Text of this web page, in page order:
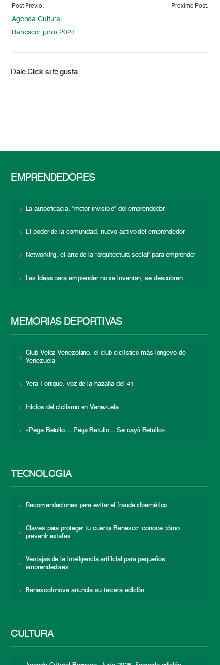
Post Previo:
Agenda Cultural
Banesco: junio 2024
Proximo Post:
Dale Click si te gusta
EMPRENDEDORES
La autoeficacia: “motor invisible” del emprendedor
El poder de la comunidad: nuevo activo del emprendedor
Networking: el arte de la “arquitectura social” para emprender
Las ideas para emprender no se inventan, se descubren
MEMORIAS DEPORTIVAS
Club Veloz Venezolano: el club ciclístico más longevo de
Venezuela
Vera Fortique: voz de la hazaña del 41
Inicios del ciclismo en Venezuela
«Pega Betulio… Pega Betulio… Se cayó Betulio»
TECNOLOGÍA
Recomendaciones para evitar el fraude cibernético
Claves para proteger tu cuenta Banesco: conoce cómo
prevenir estafas
Ventajas de la inteligencia artificial para pequeños
emprendedores
BanescoInnova anuncia su tercera edición
CULTURA